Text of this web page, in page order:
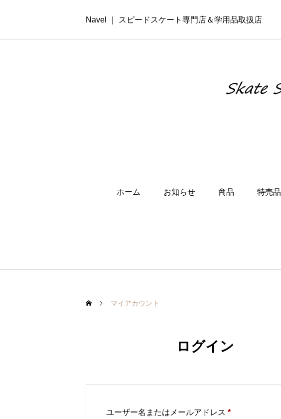
Navel ｜ スピードスケート専門店＆学用品取扱店
ホーム お知らせ 商品 特売品
マイアカウント
ログイン
ユーザー名またはメールアドレス *必